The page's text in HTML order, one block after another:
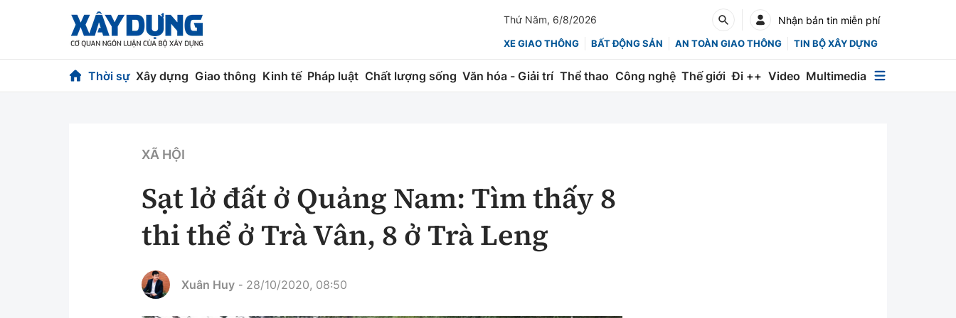
Thứ Năm, 6/8/2026 Nhận bản tin miễn phí
XE GIAO THÔNG BẤT ĐỘNG SẢN AN TOÀN GIAO THÔNG TIN BỘ XÂY DỰNG
Thời sự Xây dựng Giao thông Kinh tế Pháp luật Chất lượng sống Văn hóa - Giải trí Thể thao Công nghệ Thế giới Đi ++ Video Multimedia
Chuyện dọc đường
Quy hoạch kiến trúc
Vật liệu xây dựng
Giám định chất lượng
Hàng không
Đường sắt
xem thêm
Tài chính
Chứng khoán
Bảo hiểm
XÃ HỘI
Sạt lở đất ở Quảng Nam: Tìm thấy 8
thi thể ở Trà Vân, 8 ở Trà Leng
Xuân Huy - 28/10/2020, 08:50